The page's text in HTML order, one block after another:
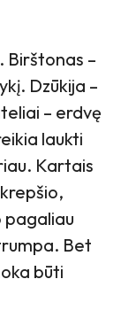
Birštonas –
Dzūkija –
– erdvę
laukti
Kartais
pagaliau
Bet
būti